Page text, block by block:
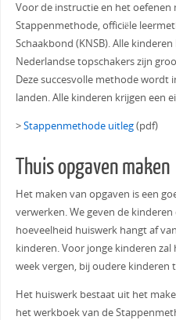
Voor de instructie en het oefenen
Stappenmethode, officiële
Schaakbond (KNSB). Alle
Nederlandse topschakers zijn
Deze succesvolle methode
landen. Alle kinderen krijgen een
>Stappenmethode uitleg(pdf)
Thuis opgaven maken
Het maken van opgaven is een
verwerken. We geven de
hoeveelheid huiswerk hangt af
kinderen. Voor jonge kinderen
week vergen, bij oudere kinderen
Het huiswerk bestaat uit het
het werkboek van de